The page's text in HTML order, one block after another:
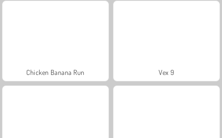
Chicken Banana Run Vex 9